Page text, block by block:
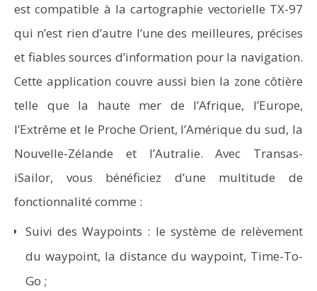
est compatible à la cartographie vectorielle TX-97
qui n’est rien d’autre l’une des meilleures, précises
et fiables sources d’information pour la navigation.
Cette application couvre aussi bien la zone côtière
telle que la haute mer de l’Afrique, l’Europe,
l’Extrême et le Proche Orient, l’Amérique du sud, la
Nouvelle-Zélande et l’Autralie. Avec Transas-
iSailor, vous bénéficiez d’une multitude de
fonctionnalité comme :
Suivi des Waypoints : le système de relèvement
du waypoint, la distance du waypoint, Time-To-
Go ;